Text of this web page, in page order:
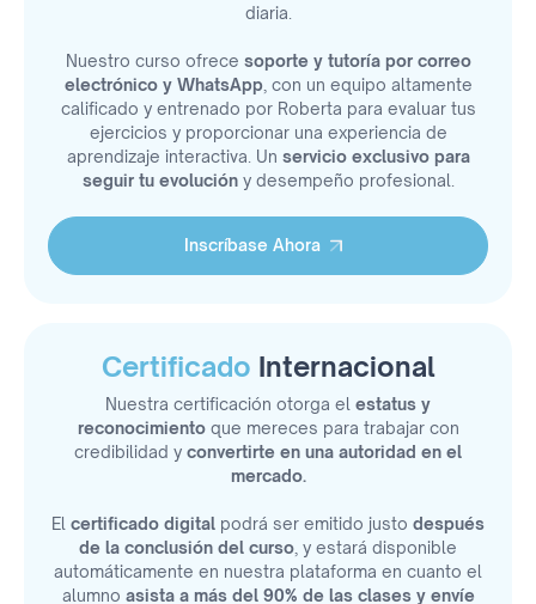
diaria.
Nuestro curso ofrece soporte y tutoría por correo
electrónico y WhatsApp, con un equipo altamente
calificado y entrenado por Roberta para evaluar tus
ejercicios y proporcionar una experiencia de
aprendizaje interactiva. Un servicio exclusivo para
seguir tu evolucióny desempeño profesional.
Inscríbase Ahora
Certificado Internacional
Nuestra certificación otorga el estatus y
reconocimientoque mereces para trabajar con
credibilidad y convertirte en una autoridad en el
mercado.
El certificado digital podrá ser emitido justo después
de la conclusión del curso , y estará disponible
automáticamente en nuestra plataforma en cuanto el
alumno asista a más del 90% de las clases y envíe